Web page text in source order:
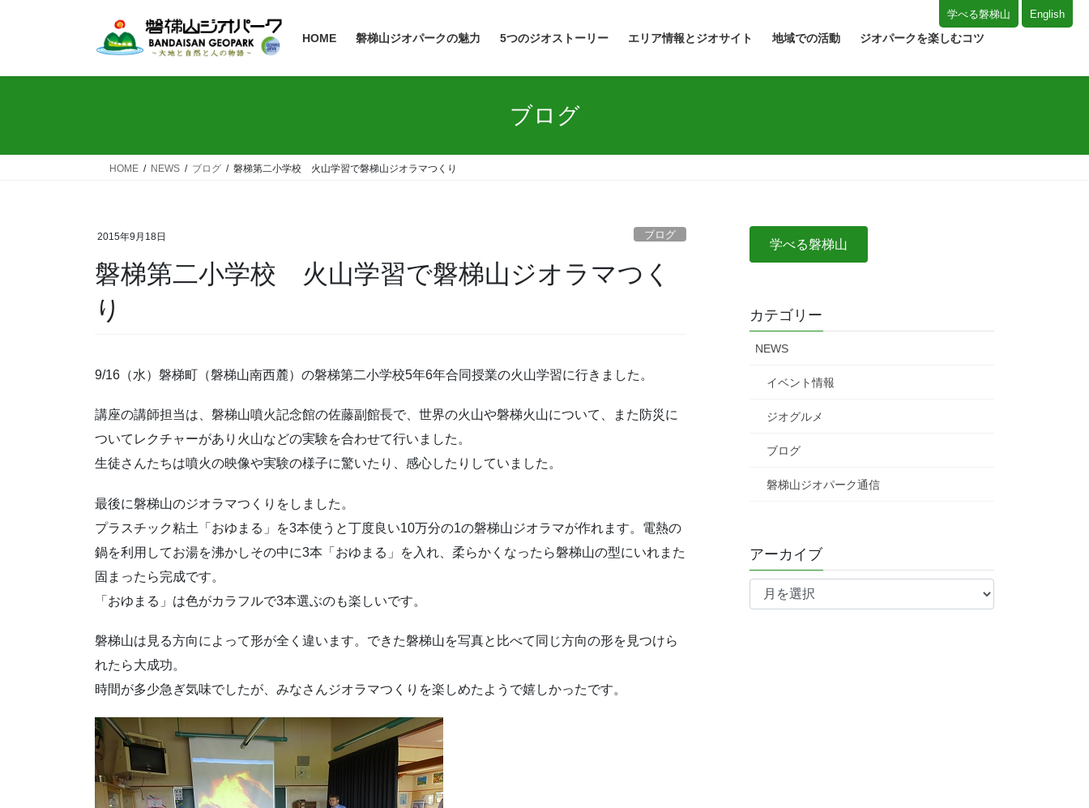
HOME 磐梯山ジオパークの魅力 5つのジオストーリー エリア情報とジオサイト 地域での活動 ジオパークを楽しむコツ
学べる磐梯山 English
ブログ
HOME NEWS ブログ 磐梯第二小学校 火山学習で磐梯山ジオラマつくり
2015年9月18日 ブログ
磐梯第二小学校 火山学習で磐梯山ジオラマつく
り
9/16（水）磐梯町（磐梯山南西麓）の磐梯第二小学校5年6年合同授業の火山学習に行きました。
講座の講師担当は、磐梯山噴火記念館の佐藤副館長で、世界の火山や磐梯火山について、また防災に
ついてレクチャーがあり火山などの実験を合わせて行いました。
生徒さんたちは噴火の映像や実験の様子に驚いたり、感心したりしていました。
最後に磐梯山のジオラマつくりをしました。
プラスチック粘土「おゆまる」を3本使うと丁度良い10万分の1の磐梯山ジオラマが作れます。電熱の
鍋を利用してお湯を沸かしその中に3本「おゆまる」を入れ、柔らかくなったら磐梯山の型にいれまた
固まったら完成です。
「おゆまる」は色がカラフルで3本選ぶのも楽しいです。
磐梯山は見る方向によって形が全く違います。できた磐梯山を写真と比べて同じ方向の形を見つけら
れたら大成功。
時間が多少急ぎ気味でしたが、みなさんジオラマつくりを楽しめたようで嬉しかったです。
学べる磐梯山
カテゴリー
NEWS
イベント情報
ジオグルメ
ブログ
磐梯山ジオパーク通信
アーカイブ
ア